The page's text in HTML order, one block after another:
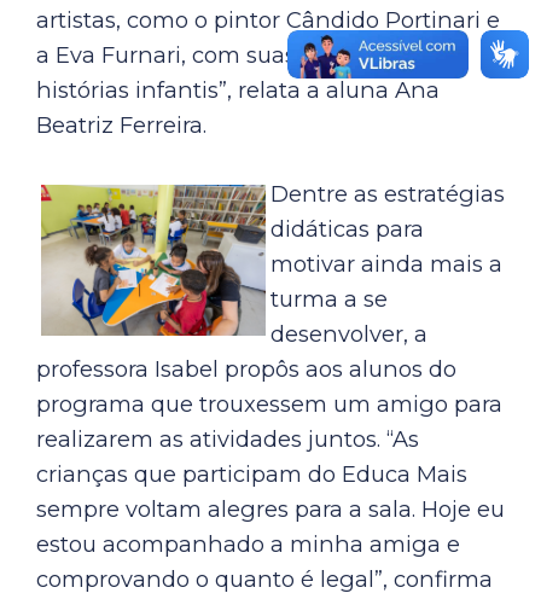
artistas, como o pintor Cândido Portinari e
a Eva Furnari, com suas ilustrações e
histórias infantis”, relata a aluna Ana
Beatriz Ferreira.
Dentre as estratégias
didáticas para
motivar ainda mais a
turma a se
desenvolver, a
professora Isabel propôs aos alunos do
programa que trouxessem um amigo para
realizarem as atividades juntos. “As
crianças que participam do Educa Mais
sempre voltam alegres para a sala. Hoje eu
estou acompanhado a minha amiga e
comprovando o quanto é legal”, confirma